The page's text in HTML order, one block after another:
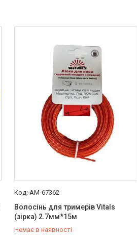
AM-67362
Волосінь для тримерів Vitals
(зiрка) 2.7мм*15м
Немає в наявності